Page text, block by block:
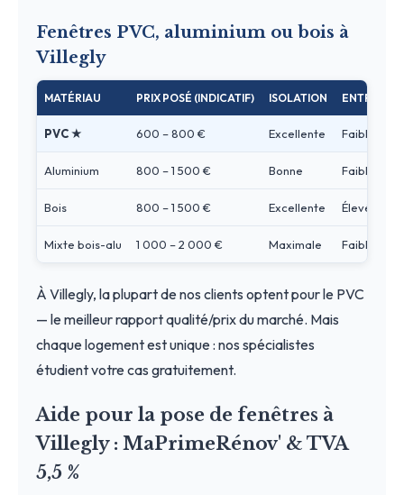
Fenêtres PVC, aluminium ou bois à
Villegly
MATÉRIAU PRIX POSÉ (INDICATIF) ISOLATION ENTRETIEN
PVC ★ 600 – 800 € Excellente Faible
Aluminium 800 – 1 500 € Bonne Faible
Bois 800 – 1 500 € Excellente Élevé
Mixte bois-alu 1 000 – 2 000 € Maximale Faible
À Villegly, la plupart de nos clients optent pour le PVC
— le meilleur rapport qualité/prix du marché. Mais
chaque logement est unique : nos spécialistes
étudient votre cas gratuitement.
Aide pour la pose de fenêtres à
Villegly : MaPrimeRénov' & TVA
5,5 %